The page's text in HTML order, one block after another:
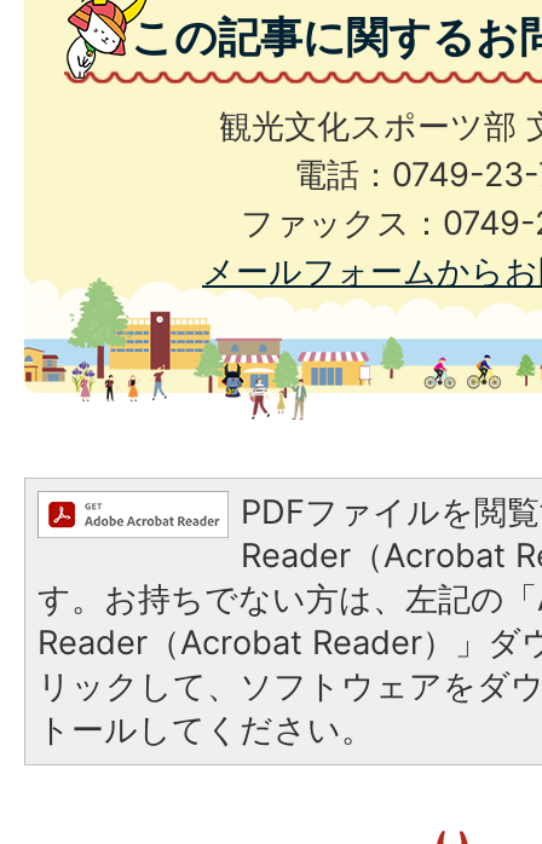
この記事に関するお
観光文化スポーツ部
電話：0749-
ファックス：
メールフォームから
PDFファイルを閲
Reader（Acrobat
す。お持ちでない方は、左記の
Reader（Acrobat Reader）」ダ
リックして、ソフトウェアをダ
トールしてください。